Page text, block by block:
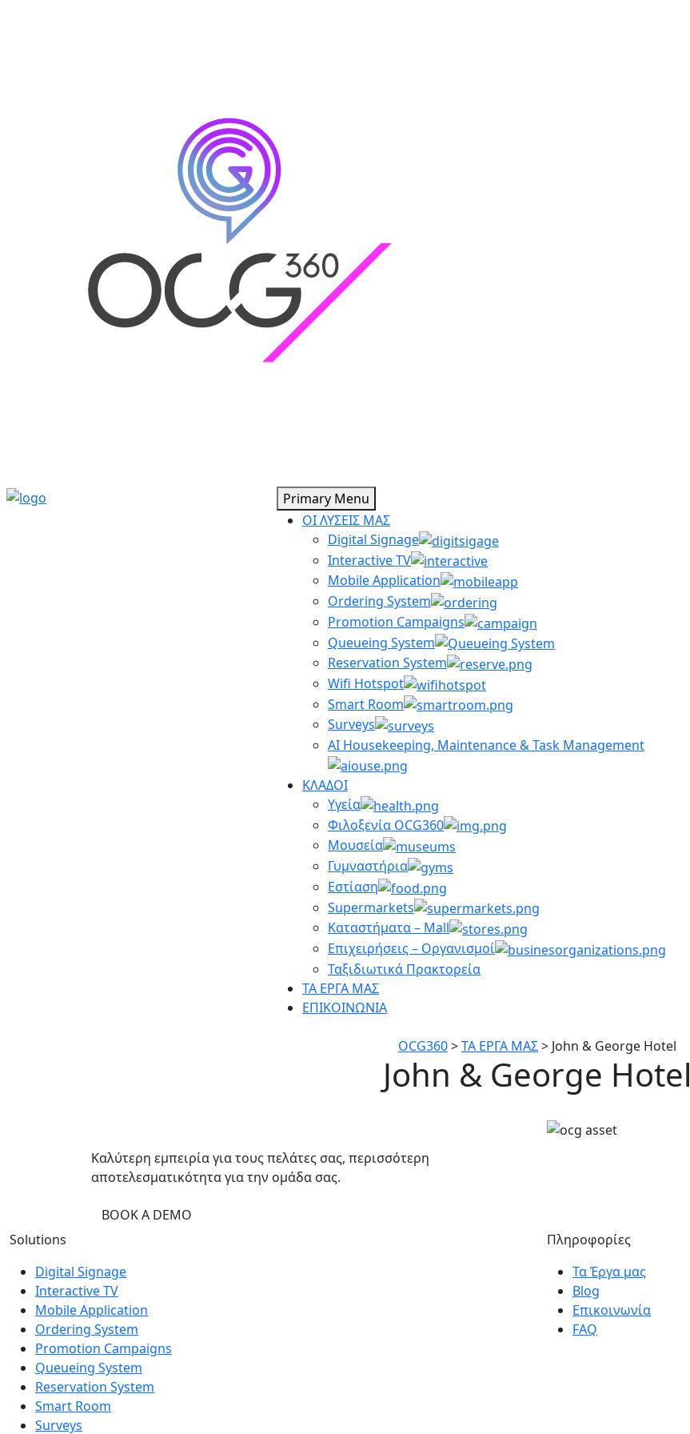
Primary Menu
ΟΙ ΛΥΣΕΙΣ ΜΑΣ
Digital Signage
Interactive TV
Mobile Application
Ordering System
Promotion Campaigns
Queueing System
Reservation System
Wifi Hotspot
Smart Room
Surveys
AI Housekeeping, Maintenance & Task Management
ΚΛΑΔΟΙ
Υγεία
Φιλοξενία OCG360
Μουσεία
Γυμναστήρια
Εστίαση
Supermarkets
Καταστήματα – Mall
Επιχειρήσεις – Οργανισμοί
Ταξιδιωτικά Πρακτορεία
ΤΑ ΕΡΓΑ ΜΑΣ
ΕΠΙΚΟΙΝΩΝΙΑ
OCG360>ΤΑ ΕΡΓΑ ΜΑΣ> John & George Hotel
John & George Hotel
Καλύτερη εμπειρία για τους πελάτες σας, περισσότερη
αποτελεσματικότητα για την ομάδα σας.
BOOK A DEMO
Solutions
Digital Signage
Interactive TV
Mobile Application
Ordering System
Promotion Campaigns
Queueing System
Reservation System
Smart Room
Surveys
Πληροφορίες
Τα Έργα μας
Blog
Επικοινωνία
FAQ